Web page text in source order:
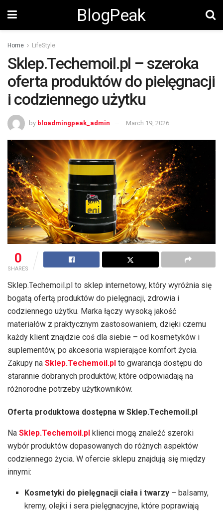
BlogPeak
Home LifeStyle
Sklep.Techemoil.pl – szeroka
oferta produktów do pielęgnacji
i codziennego użytku
by bloadmingpeak_admin March 19, 2026
0
SHARES
Sklep.Techemoil.pl to sklep internetowy, który wyróżnia się
bogatą ofertą produktów do pielęgnacji, zdrowia i
codziennego użytku. Marka łączy wysoką jakość
materiałów z praktycznym zastosowaniem, dzięki czemu
każdy klient znajdzie coś dla siebie – od kosmetyków i
suplementów, po akcesoria wspierające komfort życia.
Zakupy na Sklep.Techemoil.pl to gwarancja dostępu do
starannie dobranych produktów, które odpowiadają na
różnorodne potrzeby użytkowników.
Oferta produktowa dostępna w Sklep.Techemoil.pl
Na Sklep.Techemoil.pl klienci mogą znaleźć szeroki
wybór produktów dopasowanych do różnych aspektów
codziennego życia. W ofercie sklepu znajdują się między
innymi:
Kosmetyki do pielęgnacji ciała i twarzy – balsamy,
kremy, olejki i sera pielęgnacyjne, które poprawiają